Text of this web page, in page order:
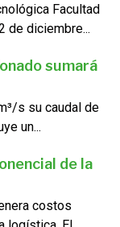
Facultad
de diciembre...
sumará
s su caudal de
un...
de la
costos